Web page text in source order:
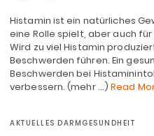
Histamin ist ein natürliches
eine Rolle spielt, aber auch
Wird zu viel Histamin
Beschwerden führen. Ein
Beschwerden bei
verbessern. (mehr …)Read
AKTUELLES DARMGESUNDHEIT